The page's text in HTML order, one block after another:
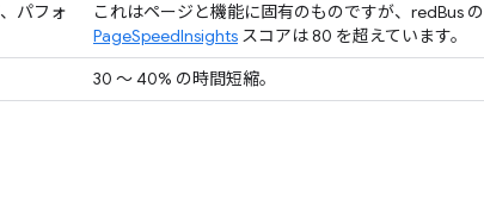
パフォ
これはページと機能に固有のものですが、redBus の
PageSpeedInsights スコアは 80 を超えています。
30 ～ 40% の時間短縮。